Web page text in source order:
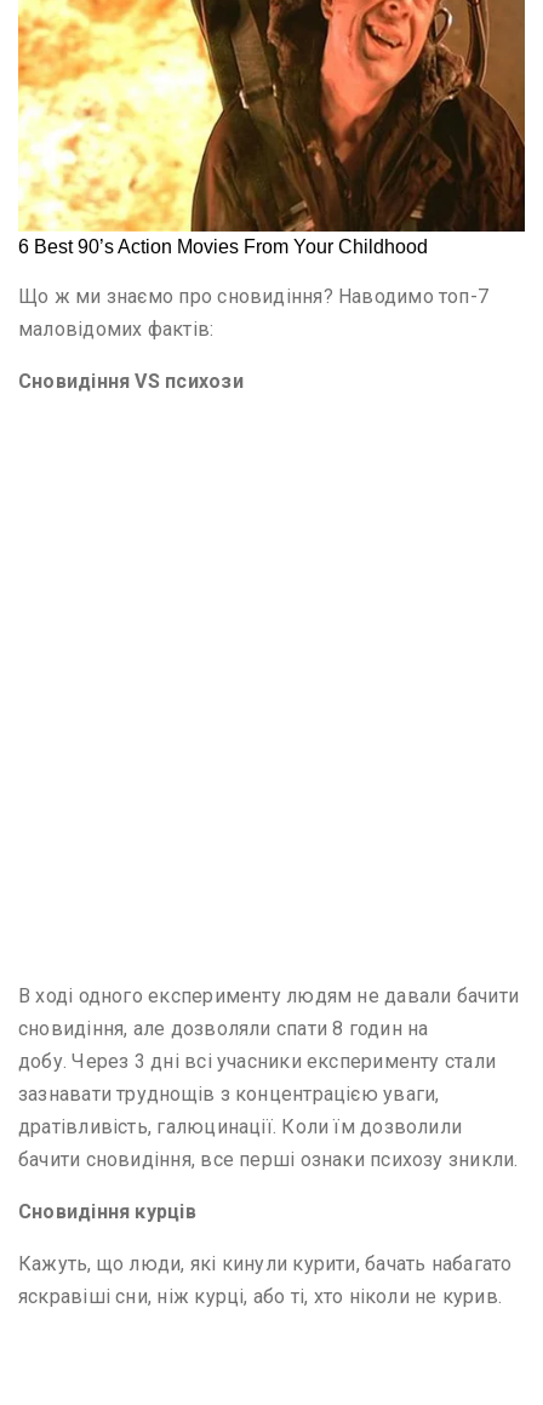
Що ж ми знаємо про сновидіння? Наводимо топ-7
маловідомих фактів:
Сновидіння VS психози
В ході одного експерименту людям не давали бачити
сновидіння, але дозволяли спати 8 годин на
добу. Через 3 дні всі учасники експерименту стали
зазнавати труднощів з концентрацією уваги,
дратівливість, галюцинації. Коли їм дозволили
бачити сновидіння, все перші ознаки психозу зникли.
Сновидіння курців
Кажуть, що люди, які кинули курити, бачать набагато
яскравіші сни, ніж курці, або ті, хто ніколи не курив.